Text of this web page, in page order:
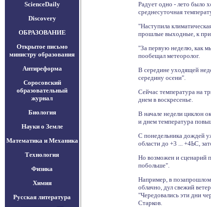
ScienceDaily
Discovery
ОБРАЗОВАНИЕ
Открытое письмо
министру образования
Антиреформа
Соросовский
образовательный
журнал
Биология
Науки о Земле
Математика и Механика
Технология
Физика
Химия
Русская литература
Радует одно - лето было
среднесуточная
"Наступила
прошлые выходные, к
"За первую неделю, как
пообещал метеоролог.
В середине уходящей
середину осени".
Сейчас температура на
днем в воскресенье.
В начале недели циклон
и днем температура
С понедельника дождей
области до +3 ... +4ЬС,
Но возможен и сценарий
побольше".
Например, в
облачно, дул свежий
"Чередовались эти дни
Старков.